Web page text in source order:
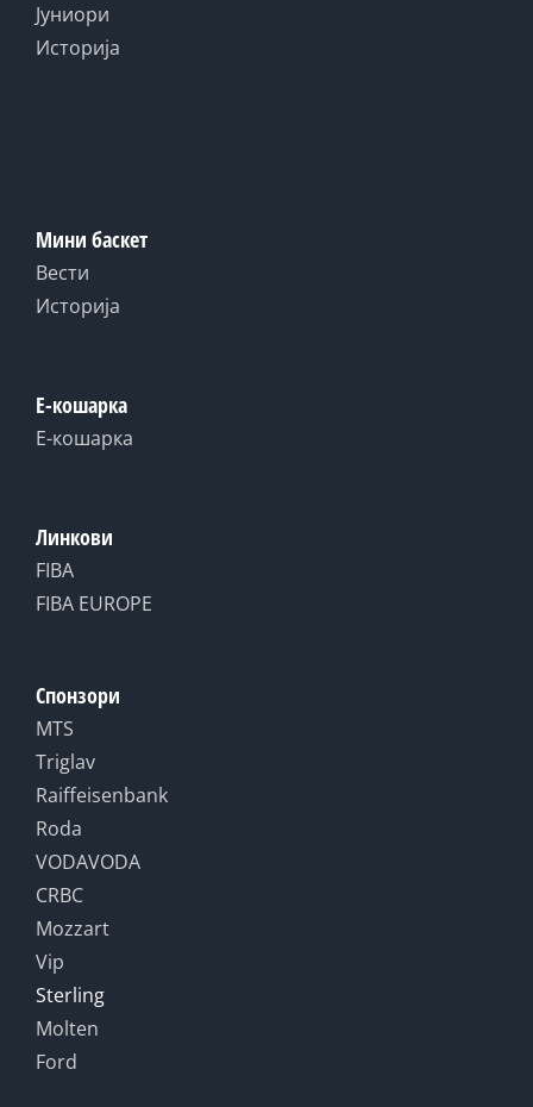
Јуниори
Историја
Мини баскет
Вести
Историја
Е-кошарка
Е-кошарка
Линкови
FIBA
FIBA EUROPE
Спонзори
MTS
Triglav
Raiffeisenbank
Roda
VODAVODA
CRBC
Mozzart
Vip
Sterling
Molten
Ford